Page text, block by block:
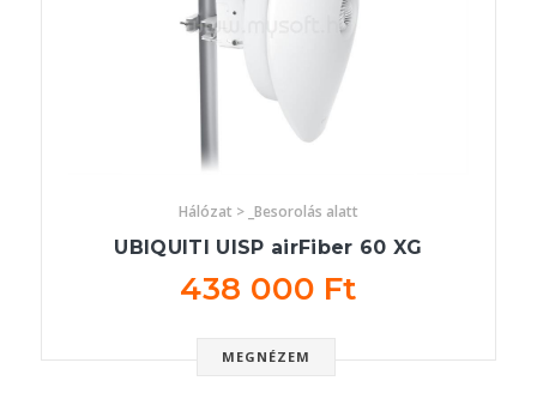
Hálózat > _Besorolás alatt
UBIQUITI UISP airFiber 60 XG
438 000 Ft
MEGNÉZEM